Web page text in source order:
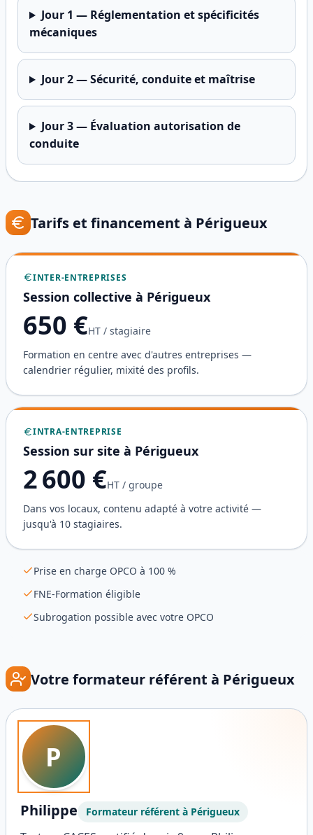
Jour 1 — Réglementation et spécificités
mécaniques
Jour2—Sécurité, conduite et maîtrise
Jour3— Évaluation autorisation de
conduite
Tarifs et financement à Périgueux
INTER-ENTREPRISES
Session collective à Périgueux
650 €HT / stagiaire
Formation en centre avec d'autres entreprises —
calendrier régulier, mixité des profils.
INTRA-ENTREPRISE
Session sur site à Périgueux
2 600 €HT / groupe
Dans vos locaux, contenu adapté à votre activité —
jusqu'à 10 stagiaires.
Prise en charge OPCO à 100 %
FNE-Formation éligible
Subrogation possible avec votre OPCO
Votre formateur référent à Périgueux
P
Philippe Formateur référent à Périgueux